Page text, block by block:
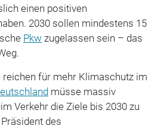
einen positiven
2030 sollen mindestens 15
Pkw zugelassen sein – das
reichen für mehr Klimaschutz im
müsse massiv
Verkehr die Ziele bis 2030 zu
des